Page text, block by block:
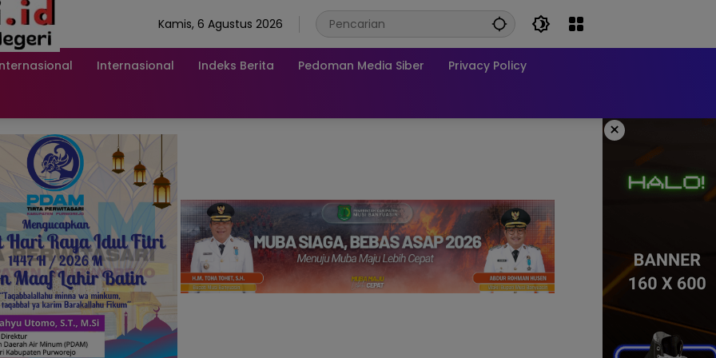
Kamis, 6 Agustus 2026
Internasional Indeks Berita Pedoman Media Siber Privacy Policy
×